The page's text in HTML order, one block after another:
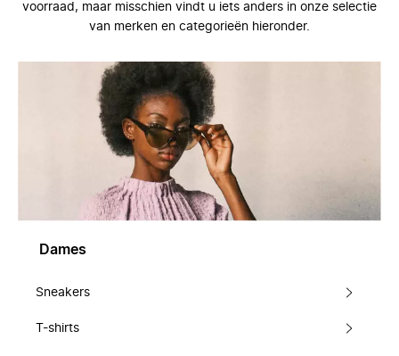
voorraad, maar misschien vindt u iets anders in onze selectie
van merken en categorieën hieronder.
Dames
Sneakers
T-shirts